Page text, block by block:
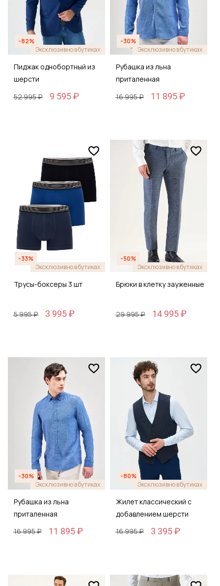
-82%
Эксклюзивно в бутиках
Пиджак однобортный из
шерсти
52 995 ₽
9 595 ₽
-30%
Эксклюзивно в бутиках
Рубашка из льна
приталенная
16 995 ₽
11 895 ₽
-33%
Эксклюзивно в бутиках
Трусы-боксеры 3 шт
5 995 ₽ 3 995 ₽
-50%
Эксклюзивно в бутиках
Брюки в клетку зауженные
29 995 ₽ 14 995 ₽
-30%
Эксклюзивно в бутиках
Рубашка из льна
приталенная
16 995 ₽
11 895 ₽
-80%
Эксклюзивно в бутиках
Жилет классический с
добавлением шерсти
16 995 ₽
3 395 ₽